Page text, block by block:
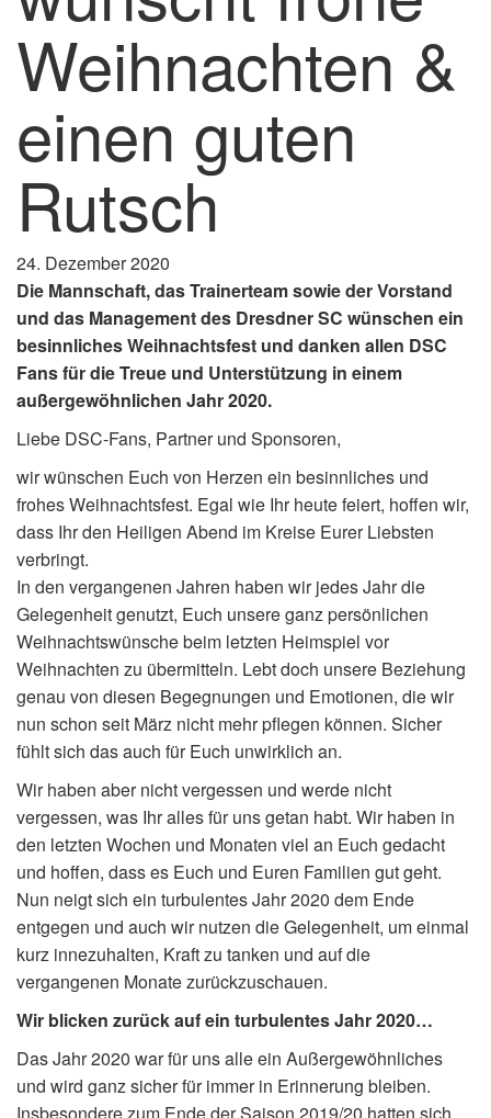
Weihnachten &
einen guten
Rutsch
24. Dezember 2020
Die Mannschaft, das Trainerteam sowie der Vorstand
und das Management des Dresdner SC wünschen ein
besinnliches Weihnachtsfest und danken allen DSC
Fans für die Treue und Unterstützung in einem
außergewöhnlichen Jahr 2020.
Liebe DSC-Fans, Partner und Sponsoren,
wir wünschen Euch von Herzen ein besinnliches und
frohes Weihnachtsfest. Egal wie Ihr heute feiert, hoffen wir,
dass Ihr den Heiligen Abend im Kreise Eurer Liebsten
verbringt.
In den vergangenen Jahren haben wir jedes Jahr die
Gelegenheit genutzt, Euch unsere ganz persönlichen
Weihnachtswünsche beim letzten Heimspiel vor
Weihnachten zu übermitteln. Lebt doch unsere Beziehung
genau von diesen Begegnungen und Emotionen, die wir
nun schon seit März nicht mehr pflegen können. Sicher
fühlt sich das auch für Euch unwirklich an.
Wir haben aber nicht vergessen und werde nicht
vergessen, was Ihr alles für uns getan habt. Wir haben in
den letzten Wochen und Monaten viel an Euch gedacht
und hoffen, dass es Euch und Euren Familien gut geht.
Nun neigt sich ein turbulentes Jahr 2020 dem Ende
entgegen und auch wir nutzen die Gelegenheit, um einmal
kurz innezuhalten, Kraft zu tanken und auf die
vergangenen Monate zurückzuschauen.
Wir blicken zurück auf ein turbulentes Jahr 2020…
Das Jahr 2020 war für uns alle ein Außergewöhnliches
und wird ganz sicher für immer in Erinnerung bleiben.
Insbesondere zum Ende der Saison 2019/20 hatten sich